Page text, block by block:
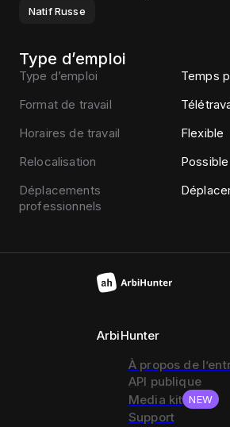
Natif Russe
Type d’emploi
Type d’emploi
Temps
Format de travail
Horaires de travail
Flexible
Relocalisation
Possible
Déplacements
professionnels
ArbiHunter
À propos de
API publique
Media kit NEW
Support